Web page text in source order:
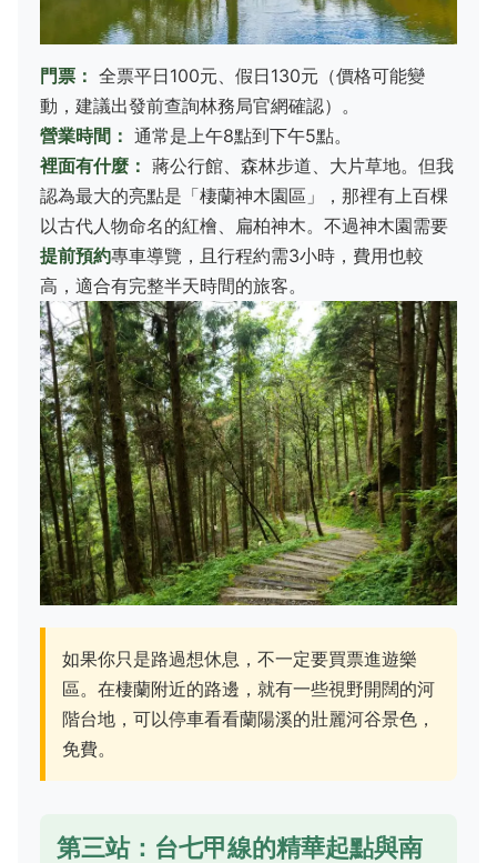
門票： 全票平日100元、假日130元（價格可能變
動，建議出發前查詢林務局官網確認）。
營業時間： 通常是上午8點到下午5點。
裡面有什麼： 蔣公行館、森林步道、大片草地。但我
認為最大的亮點是「棲蘭神木園區」，那裡有上百棵
以古代人物命名的紅檜、扁柏神木。不過神木園需要
提前預約專車導覽，且行程約需3小時，費用也較
高，適合有完整半天時間的旅客。
如果你只是路過想休息，不一定要買票進遊樂
區。在棲蘭附近的路邊，就有一些視野開闊的河
階台地，可以停車看看蘭陽溪的壯麗河谷景色，
免費。
第三站：台七甲線的精華起點與南